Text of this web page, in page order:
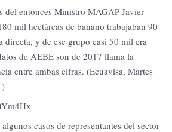
del entonces Ministro MAGAP Javier
mil hectáreas de banano trabajaban 90
directa, y de ese grupo casi 50 mil era
de AEBE son de 2017 llama la
entre ambas cifras. (Ecuavisa, Martes
)
casos de representantes del sector